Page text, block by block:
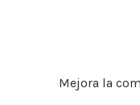
Mejora la